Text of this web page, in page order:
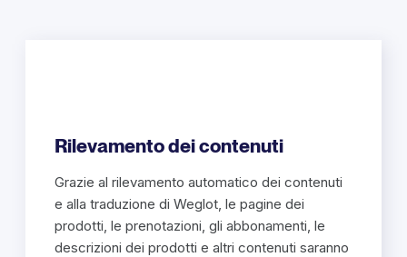
Rilevamento dei contenuti
Grazie al rilevamento automatico dei contenuti
e alla traduzione di Weglot, le pagine dei
prodotti, le prenotazioni, gli abbonamenti, le
descrizioni dei prodotti e altri contenuti saranno